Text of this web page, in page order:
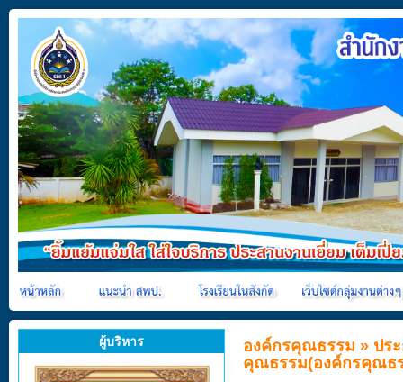
ผู้บริหาร องค์กรคุณธรรม » ปร
คุณธรรม(องค์กรคุณธ